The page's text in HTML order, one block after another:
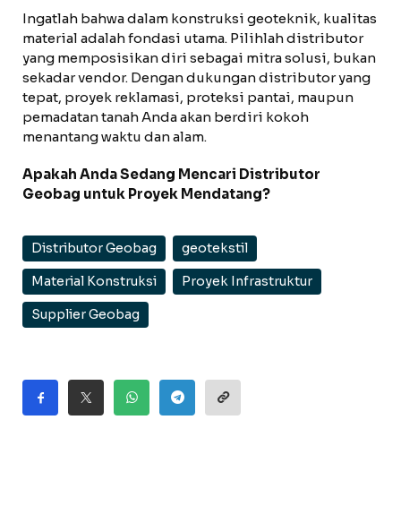
Ingatlah bahwa dalam konstruksi geoteknik, kualitas
material adalah fondasi utama. Pilihlah distributor
yang memposisikan diri sebagai mitra solusi, bukan
sekadar vendor. Dengan dukungan distributor yang
tepat, proyek reklamasi, proteksi pantai, maupun
pemadatan tanah Anda akan berdiri kokoh
menantang waktu dan alam.
Apakah Anda Sedang Mencari Distributor
Geobag untuk Proyek Mendatang?
Distributor Geobag geotekstil
Material Konstruksi Proyek Infrastruktur
Supplier Geobag